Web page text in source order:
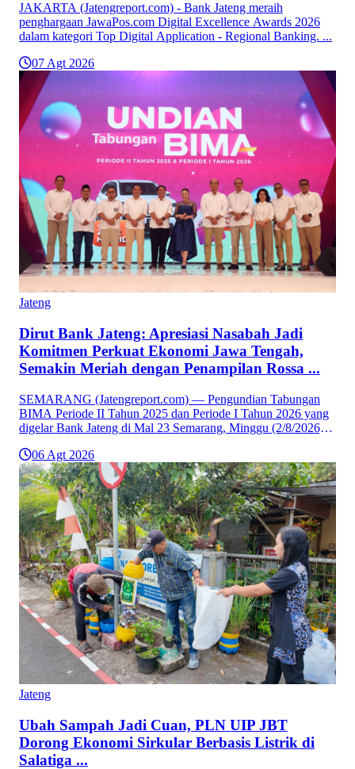
JAKARTA (Jatengreport.com) - Bank Jateng meraih
penghargaan JawaPos.com Digital Excellence Awards 2026
dalam kategori Top Digital Application - Regional Banking. ...
07 Agt 2026
Jateng
Dirut Bank Jateng: Apresiasi Nasabah Jadi
Komitmen Perkuat Ekonomi Jawa Tengah,
Semakin Meriah dengan Penampilan Rossa ...
SEMARANG (Jatengreport.com) — Pengundian Tabungan
BIMA Periode II Tahun 2025 dan Periode I Tahun 2026 yang
digelar Bank Jateng di Mal 23 Semarang, Minggu (2/8/2026),
06 Agt 2026
Jateng
Ubah Sampah Jadi Cuan, PLN UIP JBT
Dorong Ekonomi Sirkular Berbasis Listrik di
Salatiga ...